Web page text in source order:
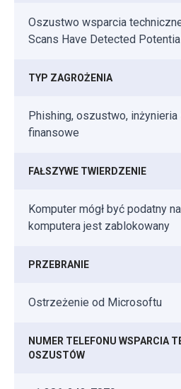
Oszustwo wsparcia
Scans Have Detected
TYP ZAGROŻENIA
Phishing, oszustwo,
finansowe
FAŁSZYWE TWIERDZENIE
Komputer mógł być podatny
komputera jest zablokowany
PRZEBRANIE
Ostrzeżenie od Microsoftu
NUMER TELEFONU WSPARCIA
OSZUSTÓW